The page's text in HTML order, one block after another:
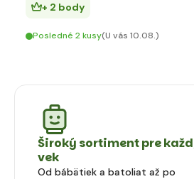
+ 2 body
Posledné 2 kusy(U vás 10.08.)
Široký sortiment pre
vek
Od bábätiek a batoliat až po